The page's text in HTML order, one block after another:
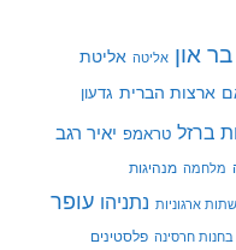
און אליטה אליטת
ארצות הברית גדעון
ברזל טראמפ יאיר רגב
מלחמה מנהיגות
ארגוניות נתניהו עופר
בחנות חרסינה פלסטינים